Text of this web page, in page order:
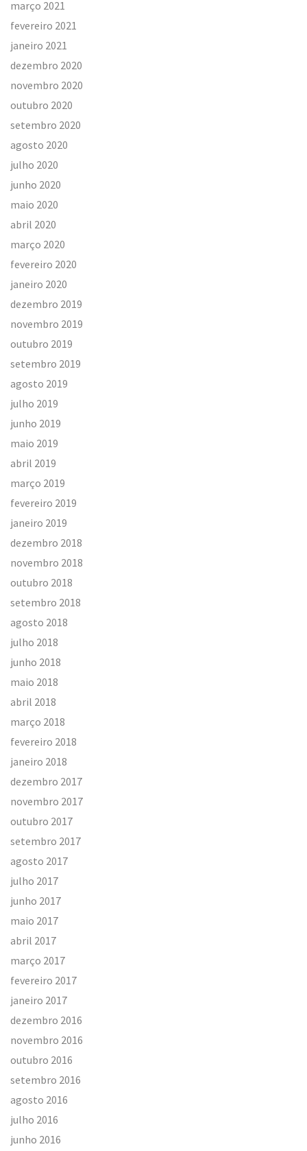
março 2021
fevereiro 2021
janeiro 2021
dezembro 2020
novembro 2020
outubro 2020
setembro 2020
agosto 2020
julho 2020
junho 2020
maio 2020
abril 2020
março 2020
fevereiro 2020
janeiro 2020
dezembro 2019
novembro 2019
outubro 2019
setembro 2019
agosto 2019
julho 2019
junho 2019
maio 2019
abril 2019
março 2019
fevereiro 2019
janeiro 2019
dezembro 2018
novembro 2018
outubro 2018
setembro 2018
agosto 2018
julho 2018
junho 2018
maio 2018
abril 2018
março 2018
fevereiro 2018
janeiro 2018
dezembro 2017
novembro 2017
outubro 2017
setembro 2017
agosto 2017
julho 2017
junho 2017
maio 2017
abril 2017
março 2017
fevereiro 2017
janeiro 2017
dezembro 2016
novembro 2016
outubro 2016
setembro 2016
agosto 2016
julho 2016
junho 2016